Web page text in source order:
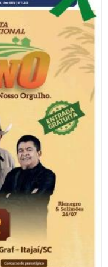
ao Turista no Portal
em participar do
de Balneário
Fenarreco de 9 a 19
bebedouros
de Balneário
março